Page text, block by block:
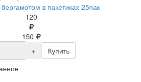
в пакетиках 25пак
120
150
+
Купить